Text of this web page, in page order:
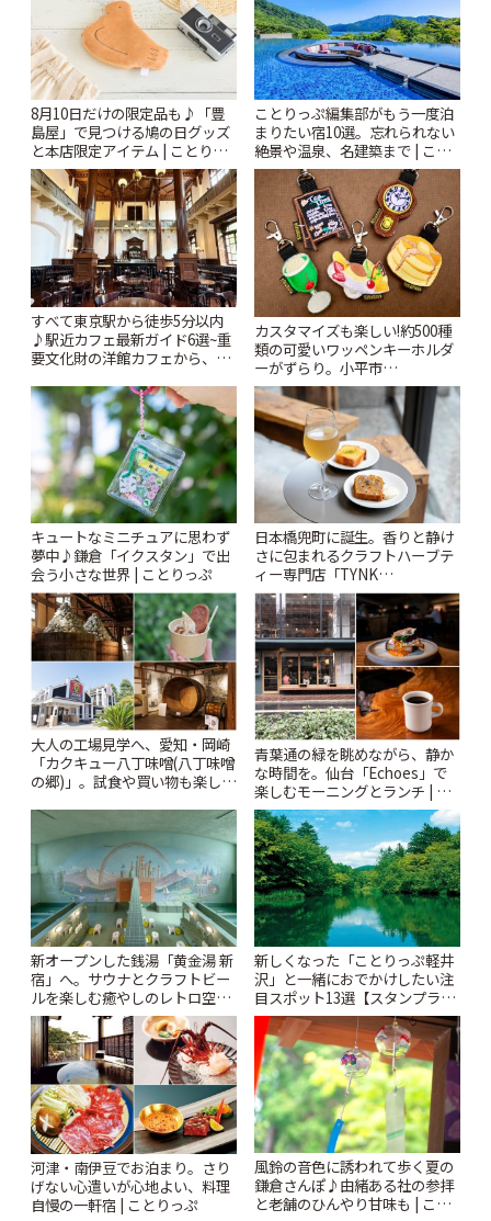
8月10日だけの限定品も♪「豊
島屋」で見つける鳩の日グッズ
と本店限定アイテム | ことりっ
ぷ
ことりっぷ編集部がもう一度泊
まりたい宿10選。忘れられない
絶景や温泉、名建築まで | こと
りっぷ
すべて東京駅から徒歩5分以内
♪駅近カフェ最新ガイド6選~重
要文化財の洋館カフェから、改
りっぷ
カスタマイズも楽しい!約500種
類の可愛いワッペンキーホルダ
ーがずらり。小平市
「Kimamaya T&K」 | ことりっ
ぷ
キュートなミニチュアに思わず
夢中♪鎌倉「イクスタン」で出
会う小さな世界 | ことりっぷ
日本橋兜町に誕生。香りと静け
さに包まれるクラフトハーブテ
ィー専門店「TYNK
Kabutocho」 | ことりっぷ
大人の工場見学へ、愛知・岡崎
「カクキュー八丁味噌(八丁味噌
の郷)」。試食や買い物も楽しみ
青葉通の緑を眺めながら、静か
な時間を。仙台「Echoes」で
楽しむモーニングとランチ | こ
とりっぷ
新オープンした銭湯「黄金湯 新
宿」へ。サウナとクラフトビー
ルを楽しむ癒やしのレトロ空間
| ことりっぷ
新しくなった「ことりっぷ軽井
沢」と一緒におでかけしたい注
目スポット13選【スタンプラリ
ー開催中】 | ことりっぷ
河津・南伊豆でお泊まり。さり
げない心遣いが心地よい、料理
自慢の一軒宿 | ことりっぷ
風鈴の音色に誘われて歩く夏の
鎌倉さんぽ♪由緒ある社の参拝
と老舗のひんやり甘味も | こと